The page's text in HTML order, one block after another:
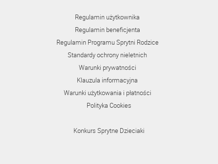
Regulamin użytkownika
Regulamin beneficjenta
Regulamin Programu Sprytni Rodzice
Standardy ochrony nieletnich
Warunki prywatności
Klauzula informacyjna
Warunki użytkowania i płatności
Polityka Cookies
Konkurs Sprytne Dzieciaki